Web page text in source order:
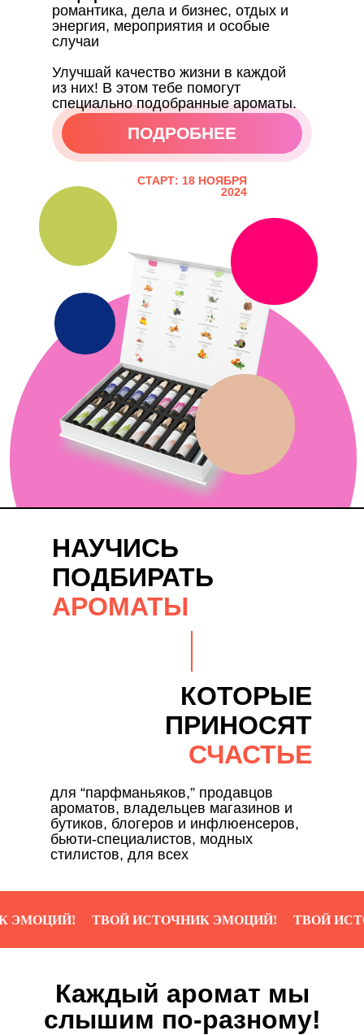
ПОДРОБНЕЕ
романтика, дела и бизнес, отдых и
энергия, мероприятия и особые
случаи
Улучшай качество жизни в каждой
из них! В этом тебе помогут
специально подобранные ароматы.
ПОДРОБНЕЕ
СТАРТ: 18 НОЯБРЯ
2024
НАУЧИСЬ
ПОДБИРАТЬ
АРОМАТЫ
для “парфманьяков,” продавцов
ароматов, владельцев магазинов и
бутиков, блогеров и инфлюенсеров,
бьюти-специалистов, модных
стилистов, для всех
КОТОРЫЕ
ПРИНОСЯТ
СЧАСТЬЕ
ТВОЙ ИСТОЧНИК ЭМОЦИЙ! ТВОЙ
Каждый аромат мы
слышим по-разному!